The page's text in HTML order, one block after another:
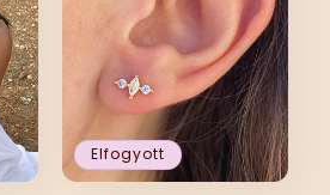
Elfogyott